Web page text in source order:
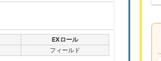
EXロール
フィールド